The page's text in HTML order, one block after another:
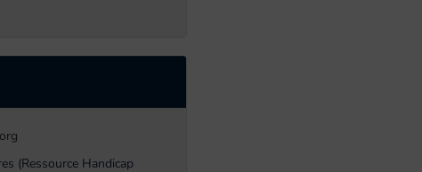
(Ressource Handicap